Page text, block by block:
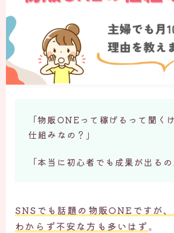
Amazon
eBay
お問い合わせ
「物販ONEって稼げるって聞く
仕組みなの？」
「本当に初心者でも成果が出るの
SNSでも話題の物販ONEですが
わからず不安な方も多いはず。